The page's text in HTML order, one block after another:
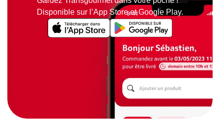
Disponible sur l’App Store et Google Play.